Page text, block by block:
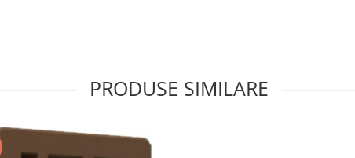
PRODUSE SIMILARE